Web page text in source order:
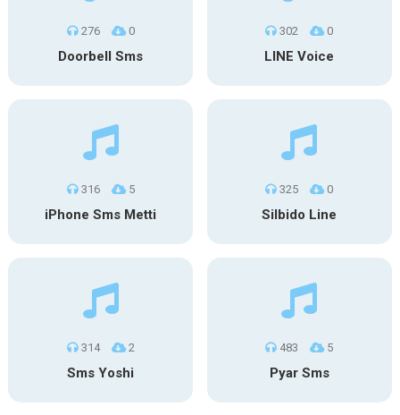
276 0
Doorbell Sms
302 0
LINE Voice
316 5
iPhone Sms Metti
325 0
Silbido Line
314 2
Sms Yoshi
483 5
Pyar Sms